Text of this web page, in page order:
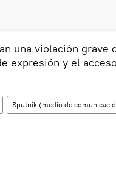
una violación grave
expresión y el
Sputnik (medio de